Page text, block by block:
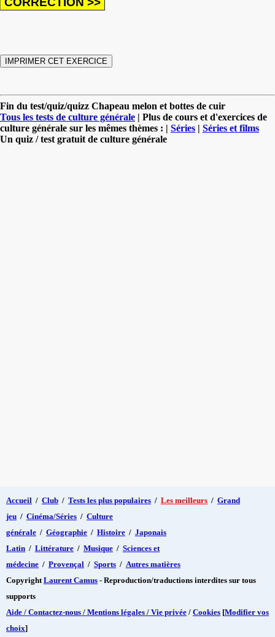
Fin du test/quiz/quizz Chapeau melon et bottes de cuir
Tous les tests de culture générale | Plus de cours et d'exercices de
culture générale sur les mêmes thèmes : | Séries | Séries et films
Un quiz / test gratuit de culture générale
Accueil / Club / Tests les plus populaires / Les meilleurs / Grand
jeu / Cinéma/Séries / Culture
générale / Géographie / Histoire / Japonais
Latin / Littérature / Musique / Sciences et
médecine / Provençal / Sports / Autres matières
Copyright Laurent Camus - Reproduction/traductions interdites sur tous
supports
Aide / Contactez-nous / Mentions légales / Vie privée / Cookies [Modifier vos
choix]